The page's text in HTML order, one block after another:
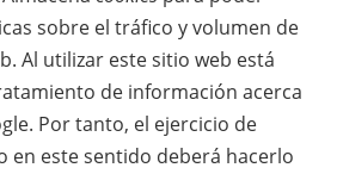
sobre el tráfico y volumen de
Al utilizar este sitio web está
de información acerca
Por tanto, el ejercicio de
en este sentido deberá hacerlo